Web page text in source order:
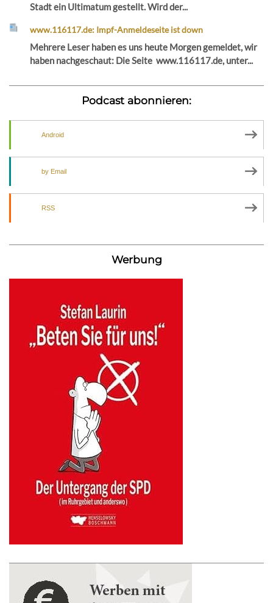
Stadt ein Ultimatum gestellt. Wird der...
www.116117.de: Impf-Anmeldeseite ist down
Mehrere Leser haben es uns heute Morgen gemeldet, wir
haben nachgeschaut: Die Seite www.116117.de, unter...
Podcast abonnieren:
Android
by Email
RSS
Werbung